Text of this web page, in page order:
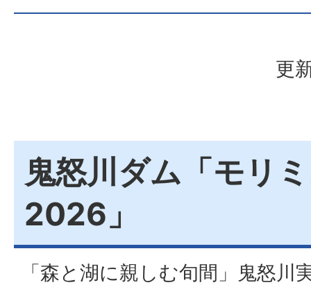
更
鬼怒川ダム「モリ
2026」
「森と湖に親しむ旬間」鬼怒川